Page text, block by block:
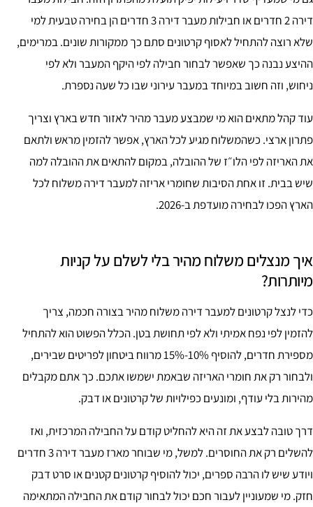
דירה 2 חדרים או חבילות מעבר דירה 3 חדרים הן בחירה טבעית למי
שלא רוצה להתחיל לאסוף קרטונים סתם כך ממקורות שונים. במרימים,
ההיצע נבנה כך שאפשר לבחור חבילה לפי היקף המעבר ולא לפי
ניחוש, וזה חשוב במיוחד במעבר עירוני שבו כל שעה נספרת.
עוד קהל מתאים הוא מי שמבצע מעבר מהיר לאזור חדש בארץ וצריך
פתרון ארצי. כשהמשלוח מגיע לכל הארץ, אפשר להזמין מראש ולתאם
את האריזה לפי הלו״ז של ההובלה, במקום להתאים את ההובלה למה
שיש בבית. זו אחת הסיבות שחומרי אריזה למעבר דירה משלוח לכל
הארץ הפכו לבחירה מועדפת ב-2026.
איך מנצלים משלוח מהיר בלי לשלם על קניות
מיותרות?
כדי לנצל קרטונים למעבר דירה משלוח מהיר בצורה חכמה, צריך
להזמין לפי נפח אמיתי ולא לפי תחושת בטן. הכלל הפשוט הוא להתחיל
מספירת חדרים, להוסיף 10%-15% מרווח ביטחון לפריטים שבירים,
ולבחור רק את חומרי האריזה שבאמת ישמשו אתכם. כך אתם מקבלים
מהירות בלי עודף, ומונעים כפילויות של קרטונים או דבק.
דרך טובה לבצע את זה היא להחליט קודם על החבילה המרכזית, ואז
להשלים רק את החוסרים. למשל, מי שבוחר מארז מעבר דירה 3 חדרים
ויודע שיש לו הרבה ספרים, יכול להוסיף קרטונים קטנים או סרט דבק
חזק. מי שמעוניין לעבור חכם יכול לבחור קודם את החבילה המתאימה